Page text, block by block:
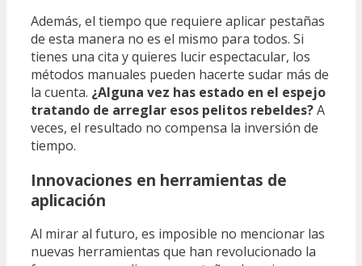
Además, el tiempo que requiere aplicar pestañas
de esta manera no es el mismo para todos. Si
tienes una cita y quieres lucir espectacular, los
métodos manuales pueden hacerte sudar más de
la cuenta. ¿Alguna vez has estado en el espejo
tratando de arreglar esos pelitos rebeldes?A
veces, el resultado no compensa la inversión de
tiempo.
Innovaciones en herramientas de
aplicación
Al mirar al futuro, es imposible no mencionar las
nuevas herramientas que han revolucionado la